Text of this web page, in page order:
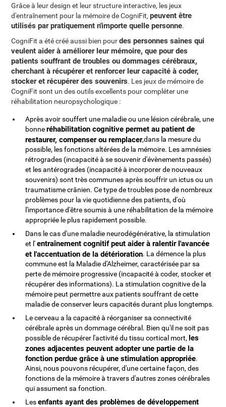
Grâce à leur design et leur structure interactive, les jeux
d'entraînement pour la mémoire de CogniFit,peuvent être
utilisés par pratiquement n'importe quelle personne.
CogniFit a été créé aussi bien pourdes personnes saines qui
veulent aider à améliorer leur mémoire, que pour des
patients souffrant de troubles ou dommages cérébraux,
cherchant à récupérer et renforcer leur capacité à coder,
stocker et récupérer des souvenirs. Les jeux de mémoire de
CogniFit sont un des outils excellents pour compléter une
réhabilitation neuropsychologique :
Après avoir souffert une maladie ou une lésion cérébrale, une
bonneréhabilitation cognitive permet au patient de
restaurer, compenser ou remplacer,dans la mesure du
possible, les fonctions altérées de la mémoire. Les amnésies
rétrogrades (incapacité à se souvenir d'évènements passés)
et les antérogrades (incapacité à incorporer de nouveaux
souvenirs) sont très communes après souffrir un ictus ou un
traumatisme crânien. Ce type de troubles pose de nombreux
problèmes pour la vie quotidienne des patients, d'où
l'importance d'être soumis à une réhabilitation de la mémoire
appropriée le plus rapidement possible.
Dans le cas d'une maladie neurodégénérative, la stimulation
et l'entraînement cognitif peut aider à ralentir l'avancée
et l'accentuation de la détérioration. La démence la plus
commune est la Maladie d'Alzheimer, caractérisée par sa
perte de mémoire progressive (incapacité à coder, stocker et
récupérer des informations). La stimulation cognitive de la
mémoire peut permettre aux patients souffrant de cette
maladie de conserver leurs capacités durant plus longtemps.
Le cerveau a la capacité à réorganiser sa connectivité
cérébrale après un dommage cérébral. Bien qu'il ne soit pas
possible de récupérer l'activité du tissu cortical mort, les
zones adjacentes peuvent adopter une partie de la
fonction perdue grâce à une stimulation appropriée.
Ainsi, nous pouvons récupérer, d'une certaine façon, des
fonctions de la mémoire à travers d'autres zones cérébrales
qui assument sa fonction.
Lesenfants ayant des problèmes de développement